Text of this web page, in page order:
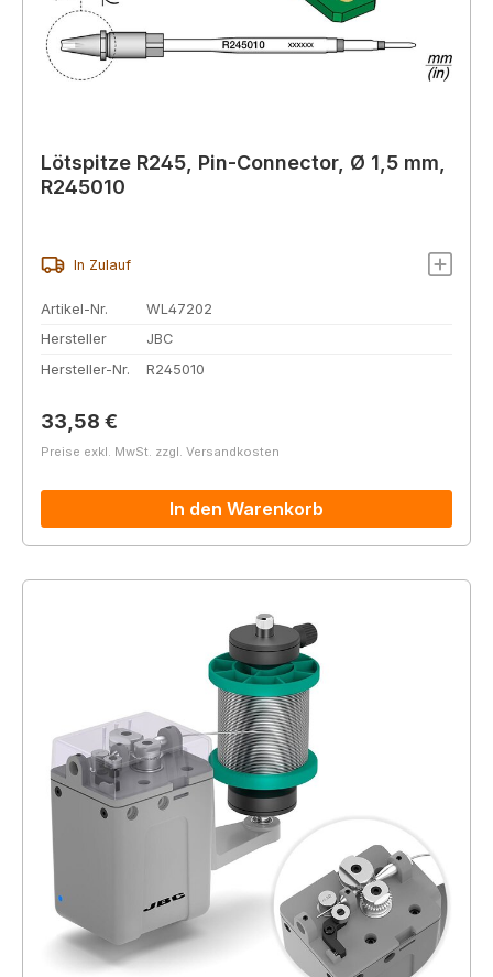
Lötspitze R245, Pin-Connector, Ø 1,5 mm,
R245010
In Zulauf
Artikel-Nr.
WL47202
Hersteller
JBC
Hersteller-Nr.
R245010
Regulärer Preis:
33,58 €
Preise exkl. MwSt. zzgl. Versandkosten
In den Warenkorb